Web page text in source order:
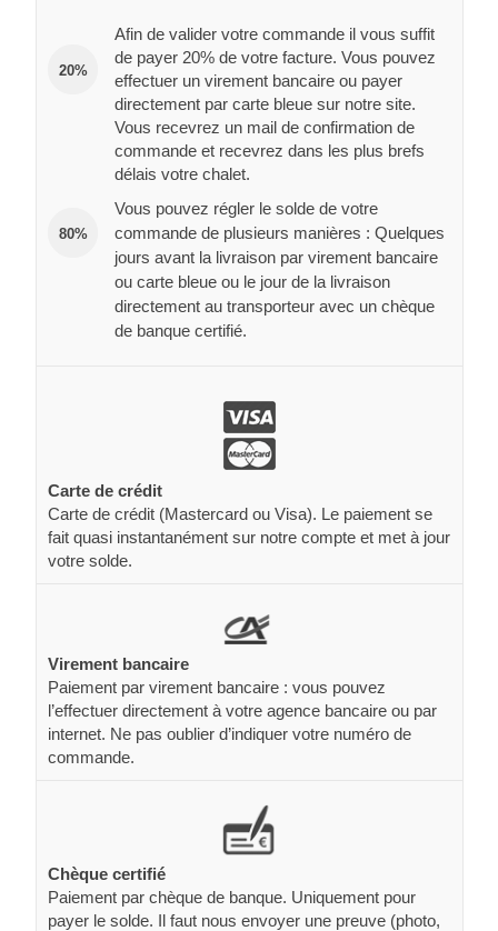
20%
Afin de valider votre commande il vous suffit
de payer 20% de votre facture. Vous pouvez
effectuer un virement bancaire ou payer
directement par carte bleue sur notre site.
Vous recevrez un mail de confirmation de
commande et recevrez dans les plus brefs
délais votre chalet.
80%
Vous pouvez régler le solde de votre
commande de plusieurs manières : Quelques
jours avant la livraison par virement bancaire
ou carte bleue ou le jour de la livraison
directement au transporteur avec un chèque
de banque certifié.
Carte de crédit
Carte de crédit (Mastercard ou Visa). Le paiement se
fait quasi instantanément sur notre compte et met à jour
votre solde.
Virement bancaire
Paiement par virement bancaire : vous pouvez
l’effectuer directement à votre agence bancaire ou par
internet. Ne pas oublier d’indiquer votre numéro de
commande.
Chèque certifié
Paiement par chèque de banque. Uniquement pour
payer le solde. Il faut nous envoyer une preuve (photo,